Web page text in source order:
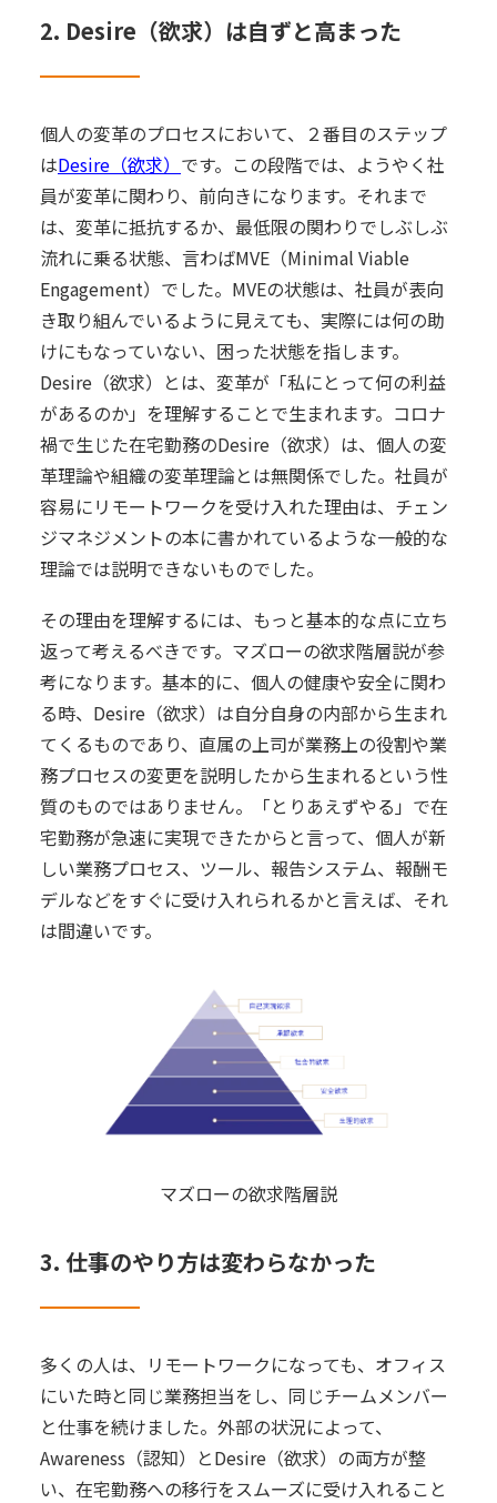
2. Desire（欲求）は自ずと高まった
個人の変革のプロセスにおいて、２番目のステップ
はDesire（欲求） です。この段階では、ようやく社
員が変革に関わり、前向きになります。それまで
は、変革に抵抗するか、最低限の関わりでしぶしぶ
流れに乗る状態、言わばMVE（Minimal Viable
Engagement）でした。MVEの状態は、社員が表向
き取り組んでいるように見えても、実際には何の助
けにもなっていない、困った状態を指します。
Desire（欲求）とは、変革が「私にとって何の利益
があるのか」を理解することで生まれます。コロナ
禍で生じた在宅勤務のDesire（欲求）は、個人の変
革理論や組織の変革理論とは無関係でした。社員が
容易にリモートワークを受け入れた理由は、チェン
ジマネジメントの本に書かれているような一般的な
理論では説明できないものでした。
その理由を理解するには、もっと基本的な点に立ち
返って考えるべきです。マズローの欲求階層説が参
考になります。基本的に、個人の健康や安全に関わ
る時、Desire（欲求）は自分自身の内部から生まれ
てくるものであり、直属の上司が業務上の役割や業
務プロセスの変更を説明したから生まれるという性
質のものではありません。「とりあえずやる」で在
宅勤務が急速に実現できたからと言って、個人が新
しい業務プロセス、ツール、報告システム、報酬モ
デルなどをすぐに受け入れられるかと言えば、それ
は間違いです。
マズローの欲求階層説
3. 仕事のやり方は変わらなかった
多くの人は、リモートワークになっても、オフィス
にいた時と同じ業務担当をし、同じチームメンバー
と仕事を続けました。外部の状況によって、
Awareness（認知）とDesire（欲求）の両方が整
い、在宅勤務への移行をスムーズに受け入れること